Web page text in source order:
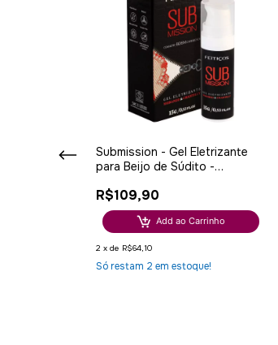
Submission - Gel Eletrizante
para Beijo de Súdito -
Cosmetic BDSM Experience -
15g
R$109,90
Add ao Carrinho
2 x de R$64,10
Só restam 2 em estoque!